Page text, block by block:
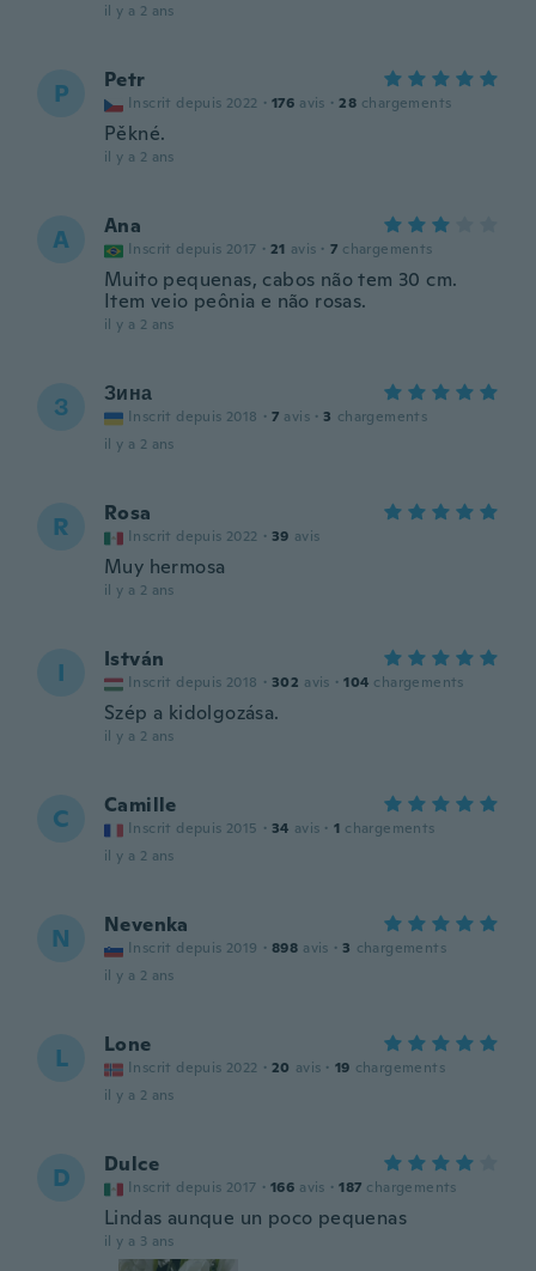
il y a 2 ans
P Petr
Inscrit depuis 2022 · 176 avis · 28 chargements
Pěkné.
il y a 2 ans
A Ana
Inscrit depuis 2017 · 21 avis · 7 chargements
Muito pequenas, cabos não tem 30 cm.
Item veio peônia e não rosas.
il y a 2 ans
З Зина
Inscrit depuis 2018 · 7 avis · 3 chargements
il y a 2 ans
R Rosa
Inscrit depuis 2022 · 39 avis
Muy hermosa
il y a 2 ans
I István
Inscrit depuis 2018 · 302 avis · 104 chargements
Szép a kidolgozása.
il y a 2 ans
C Camille
Inscrit depuis 2015 · 34 avis · 1 chargements
il y a 2 ans
N Nevenka
Inscrit depuis 2019 · 898 avis · 3 chargements
il y a 2 ans
L Lone
Inscrit depuis 2022 · 20 avis · 19 chargements
il y a 2 ans
D Dulce
Inscrit depuis 2017 · 166 avis · 187 chargements
Lindas aunque un poco pequenas
il y a 3 ans